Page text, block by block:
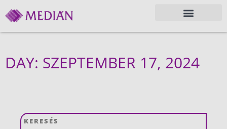
DAY: SZEPTEMBER 17, 2024
KERESÉS